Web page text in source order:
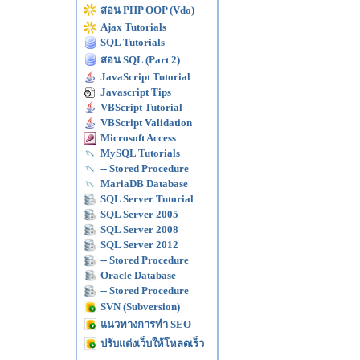
สอน PHP OOP (Vdo)
Ajax Tutorials
SQL Tutorials
สอน SQL (Part 2)
JavaScript Tutorial
Javascript Tips
VBScript Tutorial
VBScript Validation
Microsoft Access
MySQL Tutorials
-- Stored Procedure
MariaDB Database
SQL Server Tutorial
SQL Server 2005
SQL Server 2008
SQL Server 2012
-- Stored Procedure
Oracle Database
-- Stored Procedure
SVN (Subversion)
แนวทางการทำ SEO
ปรับแต่งเว็บให้โหลดเร็ว